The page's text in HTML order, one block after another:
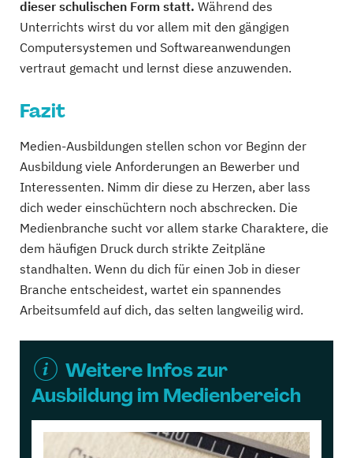
dieser schulischen Form statt. Während des
Unterrichts wirst du vor allem mit den gängigen
Computersystemen und Softwareanwendungen
vertraut gemacht und lernst diese anzuwenden.
Fazit
Medien-Ausbildungen stellen schon vor Beginn der
Ausbildung viele Anforderungen an Bewerber und
Interessenten. Nimm dir diese zu Herzen, aber lass
dich weder einschüchtern noch abschrecken. Die
Medienbranche sucht vor allem starke Charaktere, die
dem häufigen Druck durch strikte Zeitpläne
standhalten. Wenn du dich für einen Job in dieser
Branche entscheidest, wartet ein spannendes
Arbeitsumfeld auf dich, das selten langweilig wird.
Weitere Infos zur
Ausbildung im Medienbereich